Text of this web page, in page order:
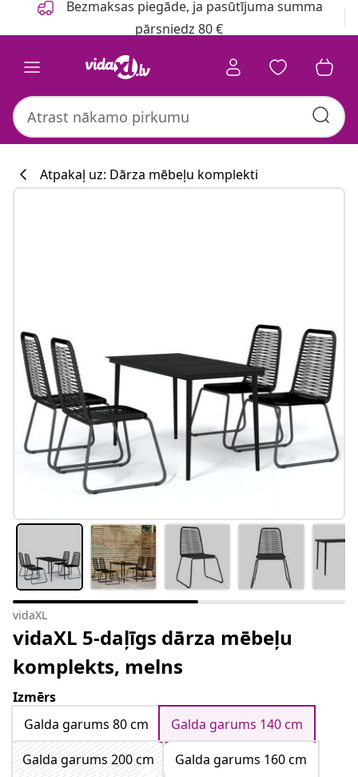
Bezmaksas piegāde, ja pasūtījuma summa
pārsniedz 80 €
Atpakaļ uz: Dārza mēbeļu komplekti
vidaXL
vidaXL 5-daļīgs dārza mēbeļu
komplekts, melns
Izmērs
Galda garums 80 cm
Galda garums 140 cm
Galda garums 200 cm
Galda garums 160 cm